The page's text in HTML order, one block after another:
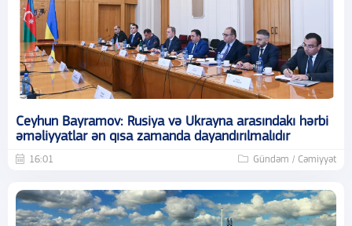
Ceyhun Bayramov: Rusiya və Ukrayna arasındakı hərbi
əməliyyatlar ən qısa zamanda dayandırılmalıdır
16:01 Gündəm / Cəmiyyət